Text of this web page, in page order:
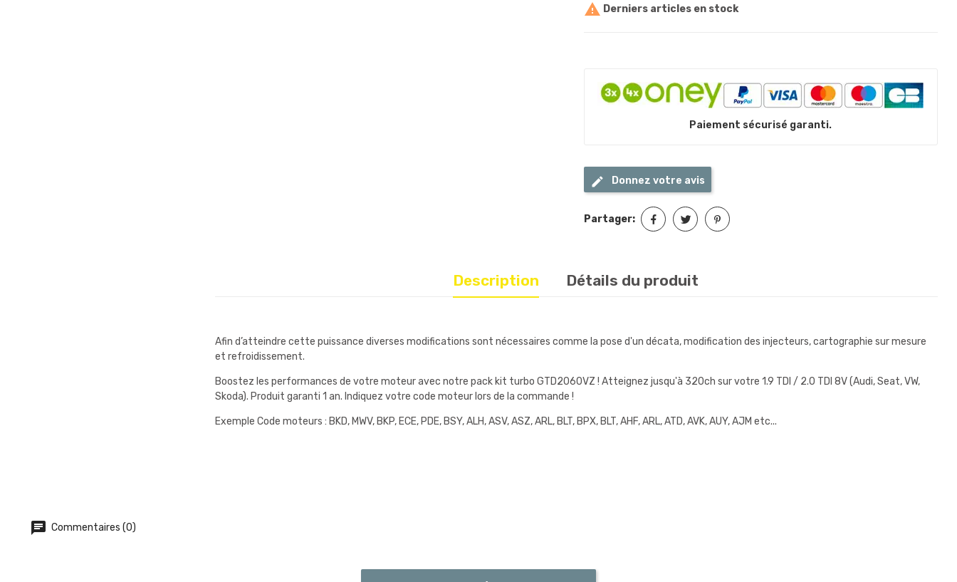
 Derniers articles en stock
Paiement sécurisé garanti.
Donnez votre avis
Partager:
Description Détails du produit
Afin d’atteindre cette puissance diverses modifications sont nécessaires comme la pose d'un décata, modification des injecteurs, cartographie sur mesure
et refroidissement.
Boostez les performances de votre moteur avec notre pack kit turbo GTD2060VZ ! Atteignez jusqu'à 320ch sur votre 1.9 TDI / 2.0 TDI 8V (Audi, Seat, VW,
Skoda). Produit garanti 1 an. Indiquez votre code moteur lors de la commande !
Exemple Code moteurs : BKD, MWV, BKP, ECE, PDE, BSY, ALH, ASV, ASZ, ARL, BLT, BPX, BLT, AHF, ARL, ATD, AVK, AUY, AJM etc...
Commentaires (0)